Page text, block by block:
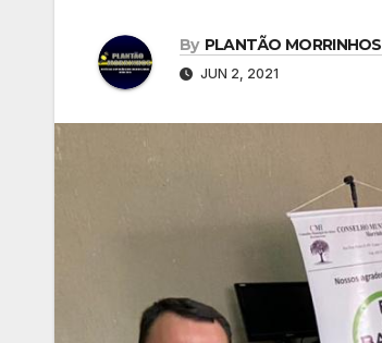
By PLANTÃO MORRINHOS
JUN 2, 2021